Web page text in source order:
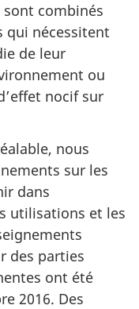
sont combinés
qui nécessitent
de leur
ou
nocif sur
nous
sur les
dans
utilisations et les
des parties
ont été
2016. Des